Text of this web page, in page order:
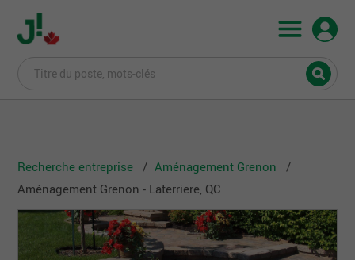
Recherche entreprise
Aménagement Grenon
Aménagement Grenon - Laterriere, QC